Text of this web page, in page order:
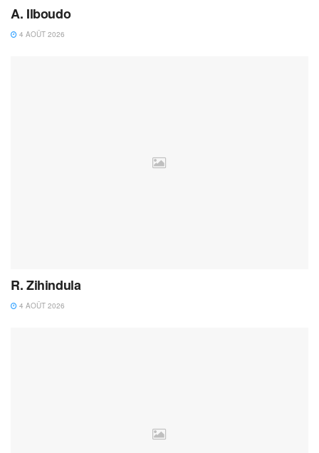
A. Ilboudo
4 AOÛT 2026
R. Zihindula
4 AOÛT 2026